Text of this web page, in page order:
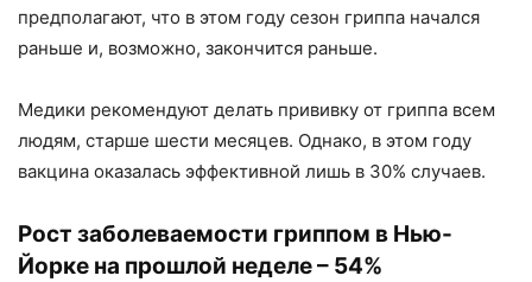
предполагают, что в этом году сезон гриппа начался
раньше и, возможно, закончится раньше.
Медики рекомендуют делать прививку от гриппа всем
людям, старше шести месяцев. Однако, в этом году
вакцина оказалась эффективной лишь в 30% случаев.
Рост заболеваемости гриппом в Нью-
Йорке на прошлой неделе – 54%